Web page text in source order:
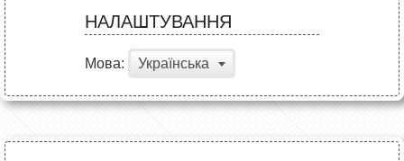
НАЛАШТУВАННЯ
Мова: Українська